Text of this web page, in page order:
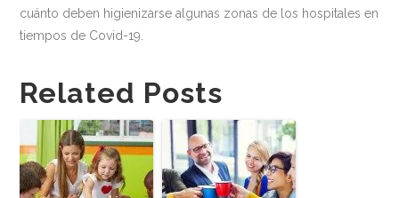
cuánto deben higienizarse algunas zonas de los hospitales en
tiempos de Covid-19.
Related Posts